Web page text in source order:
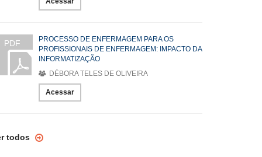
PDF
PROCESSO DE ENFERMAGEM PARA OS
PROFISSIONAIS DE ENFERMAGEM: IMPACTO DA
INFORMATIZAÇÃO
DÉBORA TELES DE OLIVEIRA
Acessar
todos